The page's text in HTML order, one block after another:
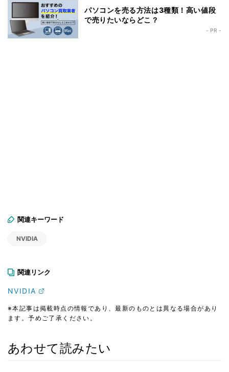
パソコンを売る方法は3種類！高い値段
で売りたいならどこ？
- PR -
関連キーワード
NVIDIA
関連リンク
NVIDIA
※本記事は掲載時点の情報であり、最新のものとは異なる場合があり
ます。予めご了承ください。
あわせて読みたい